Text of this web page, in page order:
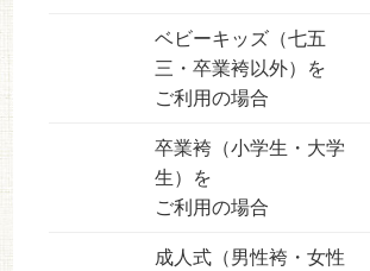
ベビーキッズ（七五
三・卒業袴以外）を
ご利用の場合
卒業袴（小学生・大学
生）を
ご利用の場合
成人式（男性袴・女性